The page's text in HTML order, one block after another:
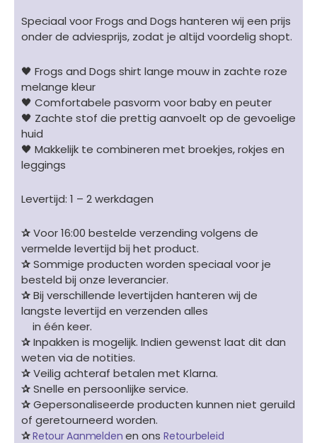
Speciaal voor Frogs and Dogs hanteren wij een prijs
onder de adviesprijs, zodat je altijd voordelig shopt.
🖤 Frogs and Dogs shirt lange mouw in zachte roze
melange kleur
🖤 Comfortabele pasvorm voor baby en peuter
🖤 Zachte stof die prettig aanvoelt op de gevoelige
huid
🖤 Makkelijk te combineren met broekjes, rokjes en
leggings
Levertijd: 1 – 2 werkdagen
✰Voor 16:00 bestelde verzending volgens de
vermelde levertijd bij het product.
✰Sommige producten worden speciaal voor je
besteld bij onze leverancier.
✰Bij verschillende levertijden hanteren wij de
langste levertijd en verzenden alles
in één keer.
✰Inpakken is mogelijk. Indien gewenst laat dit dan
weten via de notities.
✰Veilig achteraf betalen met Klarna.
✰Snelle en persoonlijke service.
✰Gepersonaliseerde producten kunnen niet geruild
of geretourneerd worden.
✰Retour Aanmelden en ons Retourbeleid